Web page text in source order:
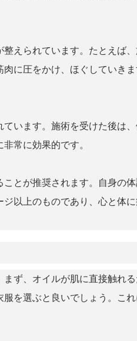
えられています。たとえば
に圧をかけ、ほぐしていき
います。施術を受けた後は
常に効果的です。
とが推奨されます。自身の
以上のものであり、心と体
ず、オイルが肌に直接触れ
を選ぶと良いでしょう。こ